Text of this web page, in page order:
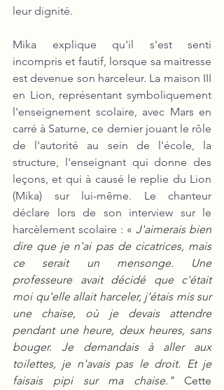
leur dignité.
Mika explique qu'il s'est senti
incompris et fautif, lorsque sa maitresse
est devenue son harceleur. La maison III
en Lion, représentant symboliquement
l'enseignement scolaire, avec Mars en
carré à Saturne, ce dernier jouant le rôle
de l'autorité au sein de l'école, la
structure, l'enseignant qui donne des
leçons, et qui à causé le replie du Lion
(Mika) sur lui-même. Le chanteur
déclare lors de son interview sur le
harcèlement scolaire : « J'aimerais bien
dire que je n'ai pas de cicatrices, mais
ce serait un mensonge. Une
professeure avait décidé que c'était
moi qu'elle allait harceler, j'étais mis sur
une chaise, où je devais attendre
pendant une heure, deux heures, sans
bouger. Je demandais à aller aux
toilettes, je n'avais pas le droit. Et je
faisais pipi sur ma chaise." Cette